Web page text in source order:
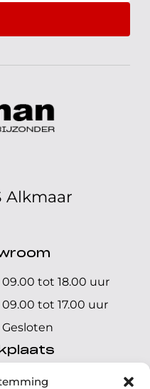
Alkmaar
09.00 tot 18.00 uur
09.00 tot 17.00 uur
Gesloten
08.00 tot 17.00 uur